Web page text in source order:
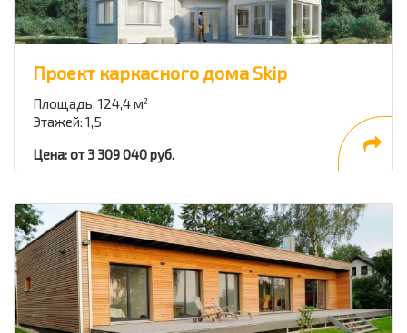
Проект каркасного дома Skip
Площадь: 124,4 м2
Этажей: 1,5
Цена: от 3 309 040 руб.